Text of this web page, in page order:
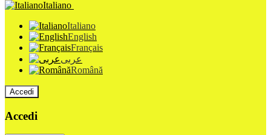
Italiano
Italiano
English
Français
عربى
Română
Accedi
Accedi